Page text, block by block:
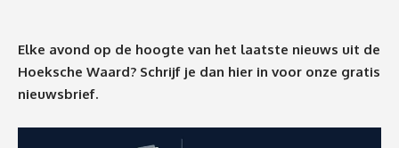
Elke avond op de hoogte van het laatste nieuws uit de
Hoeksche Waard? Schrijf je dan hier in voor onze gratis
nieuwsbrief.